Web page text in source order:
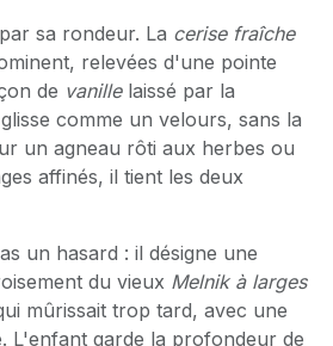
sa rondeur. La cerise fraîche
relevées d'une pointe
de vanillelaissé par la
comme un velours, sans la
un agneau rôti aux herbes ou
affinés, il tient les deux
un hasard : il désigne une
du vieux Melnik à larges
mûrissait trop tard, avec une
L'enfant garde la profondeur de